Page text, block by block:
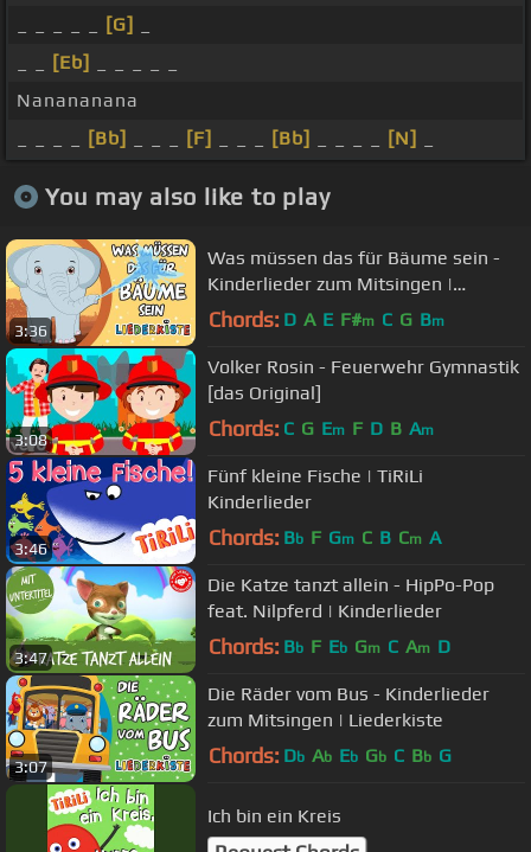
[G]
[Eb]
Nanananana
[Bb] [F] [Bb] [N]
You may also like to play
3:36
Was müssen das für Bäume sein -
Kinderlieder zum Mitsingen |
Liederkiste
Chords: D A E F#m C G Bm
3:08
Volker Rosin - Feuerwehr Gymnastik
[das Original]
Chords: C G Em F D B Am
3:46
Fünf kleine Fische | TiRiLi
Kinderlieder
Chords: Bb F Gm C B Cm A
3:47
Die Katze tanzt allein - HipPo-Pop
feat. Nilpferd | Kinderlieder
Chords: Bb F Eb Gm C Am D
3:07
Die Räder vom Bus - Kinderlieder
zum Mitsingen | Liederkiste
Chords: Db Ab Eb Gb C Bb G
Ich bin ein Kreis